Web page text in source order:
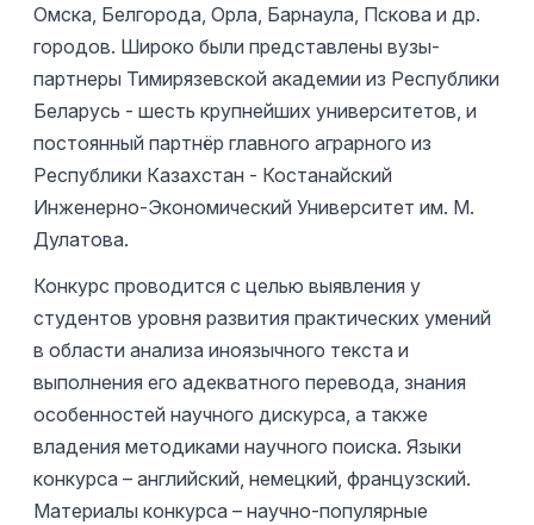
Омска, Белгорода, Орла, Барнаула, Пскова и др.
городов. Широко были представлены вузы-
партнеры Тимирязевской академии из Республики
Беларусь - шесть крупнейших университетов, и
постоянный партнёр главного аграрного из
Республики Казахстан - Костанайский
Инженерно-Экономический Университет им. М.
Дулатова.
Конкурс проводится с целью выявления у
студентов уровня развития практических умений
в области анализа иноязычного текста и
выполнения его адекватного перевода, знания
особенностей научного дискурса, а также
владения методиками научного поиска. Языки
конкурса – английский, немецкий, французский.
Материалы конкурса – научно-популярные